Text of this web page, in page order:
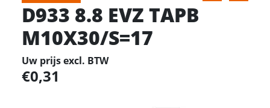
D933 8.8 EVZ TAPB
M10X30/S=17
Uw prijs excl. BTW
0,31